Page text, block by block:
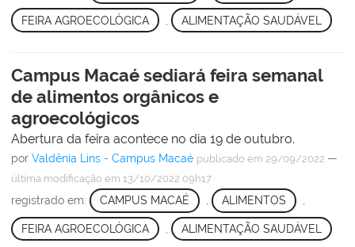
FEIRA AGROECOLÓGICA ALIMENTAÇÃO SAUDÁVEL
Campus Macaé sediará feira semanal
de alimentos orgânicos e
agroecológicos
Abertura da feira acontece no dia 19 de outubro.
por Valdênia Lins - Campus Macaé publicado em 29/09/2022 —
última modificação em 13/10/2022 09h17
registrado em: CAMPUS MACAÉ , ALIMENTOS ,
FEIRA AGROECOLÓGICA ALIMENTAÇÃO SAUDÁVEL